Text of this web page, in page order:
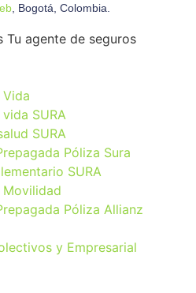
, Bogotá, Colombia.
SURA
SURA
Póliza Sura
SURA
Movilidad
Póliza Allianz
y Empresarial